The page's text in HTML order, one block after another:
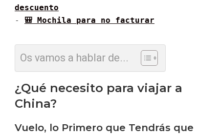
descuento
- 🎒 Mochila para no facturar
Os vamos a hablar de...
¿Qué necesito para viajar a
China?
Vuelo, lo Primero que Tendrás que